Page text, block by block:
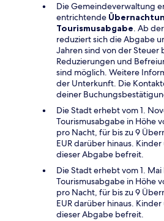
Die Gemeindeverwaltung
entrichtende
Tourismusabgabe. Ab
reduziert sich die Abgabe
Jahren sind von der Steuer
Reduzierungen und
sind möglich. Weitere
der Unterkunft. Die
deiner
Die Stadt erhebt vom 1.
Tourismusabgabe in Höhe
pro Nacht, für bis zu 9
EUR darüber hinaus.
dieser Abgabe befreit.
Die Stadt erhebt vom 1.
Tourismusabgabe in Höhe
pro Nacht, für bis zu 9
EUR darüber hinaus.
dieser Abgabe befreit.